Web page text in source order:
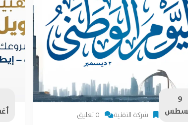
9
شركة التقنية 0 تعليق